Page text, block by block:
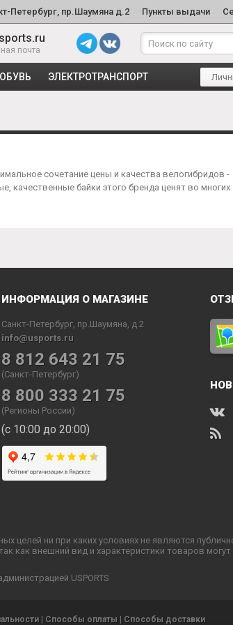
Петербург, пр.Шаумяна д.2 Пункты выдачи
почта
ЭЛЕКТРОТРАНСПОРТ
сочетание цены и качества велогибридов -
качественные байки этого бренда ценят во многих
ИНФОРМАЦИЯ О МАГАЗИНЕ
Санкт-Петербург, пр.Шаумяна, д.2
info@usports.ru
8 812 643 21 75
(Санкт-Петербург)
8 800 333 21 75
(Регионы России)
(с 10:00 до 20:00)
целей ни при каких условиях не являются
как внешний вид и характеристики товаров
USPORTS
| Способы оплаты Способы доставки